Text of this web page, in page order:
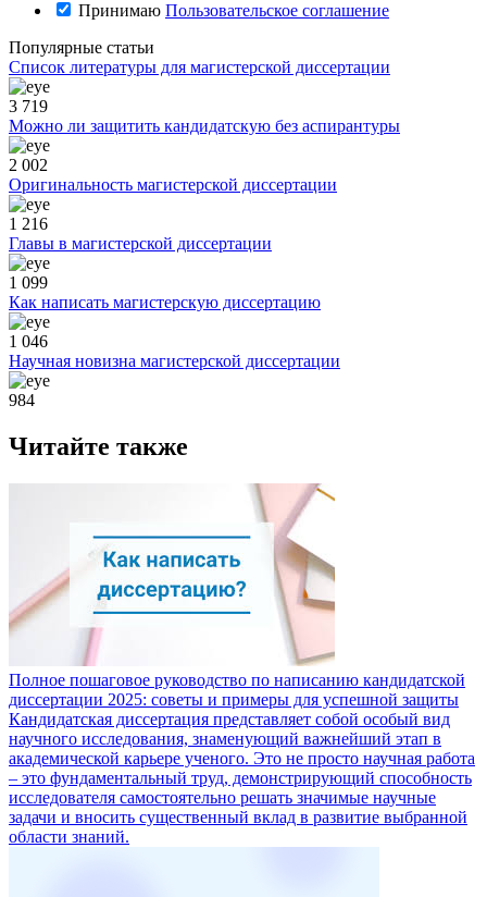
Принимаю Пользовательское соглашение
Популярные статьи
Список литературы для магистерской диссертации
3 719
Можно ли защитить кандидатскую без аспирантуры
2 002
Оригинальность магистерской диссертации
1 216
Главы в магистерской диссертации
1 099
Как написать магистерскую диссертацию
1 046
Научная новизна магистерской диссертации
984
Читайте также
Полное пошаговое руководство по написанию кандидатской
диссертации 2025: советы и примеры для успешной защиты
Кандидатская диссертация представляет собой особый вид
научного исследования, знаменующий важнейший этап в
академической карьере ученого. Это не просто научная работа
– это фундаментальный труд, демонстрирующий способность
исследователя самостоятельно решать значимые научные
задачи и вносить существенный вклад в развитие выбранной
области знаний.